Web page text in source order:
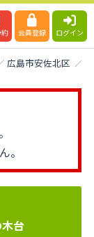
会員登録 ログイン
広島市安佐北区
。
台